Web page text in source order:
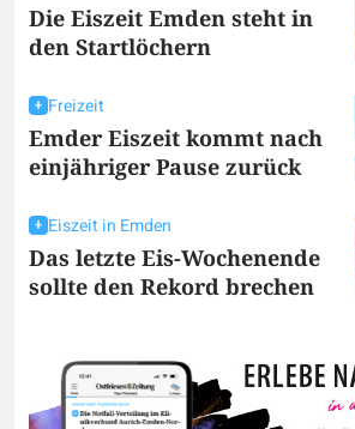
Die Eiszeit Emden steht in
den Startlöchern
Freizeit
Emder Eiszeit kommt nach
einjähriger Pause zurück
Eiszeit in Emden
Das letzte Eis-Wochenende
sollte den Rekord brechen